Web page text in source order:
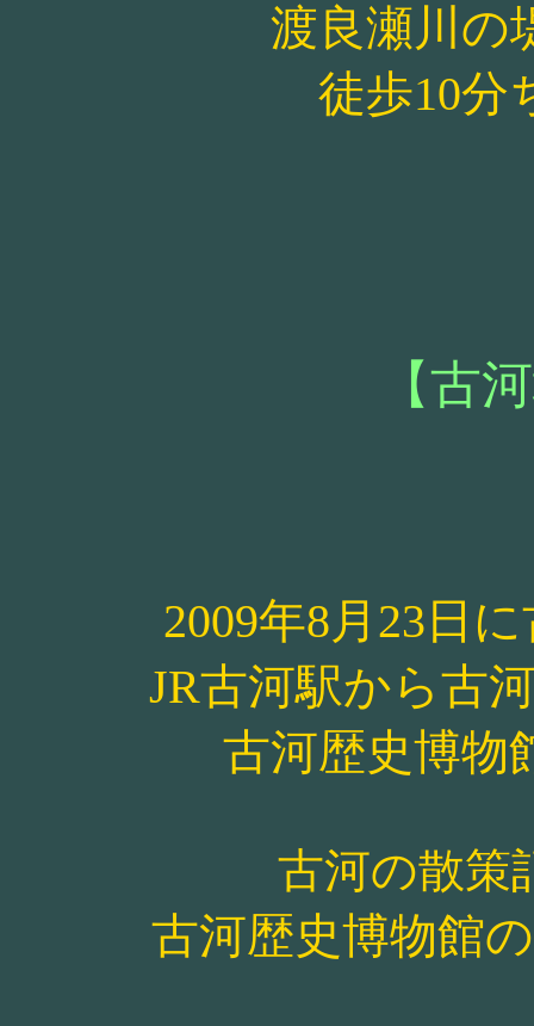
渡良瀬川の
徒歩10分
【古
2009年8月23日
JR古河駅から古
古河歴史博物
古河の散策
古河歴史博物館